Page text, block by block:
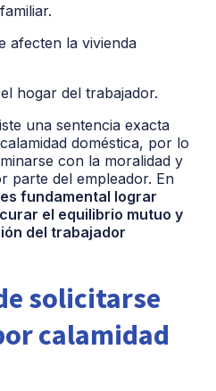
afecten la vivienda
hogar del trabajador.
una sentencia exacta
doméstica, por lo
con la moralidad y
parte del empleador. En
es fundamental lograr
el equilibrio mutuo y
del trabajador
solicitarse
calamidad